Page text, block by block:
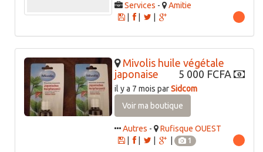
Services -
Amitie
|
Mivolis huile végétale
japonaise
5 000 FCFA
il y a 7 mois parSidcom
Voir ma boutique
Autres -
Rufisque OUEST
|
1